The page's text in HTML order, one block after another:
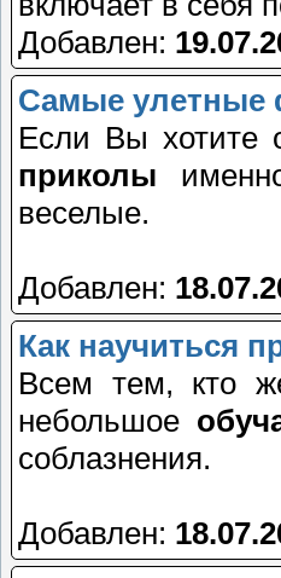
Добавлен:
Самые улетные
Если Вы хотите
приколы
веселые.
Добавлен:
Как научиться
Всем тем, кто
небольшое
соблазнения.
Добавлен: